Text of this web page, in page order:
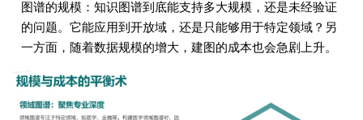
图谱的规模：知识图谱到底能支持多大规模，还是未经验证
的问题。它能应用到开放域，还是只能够用于特定领域？另
一方面，随着数据规模的增大，建图的成本也会急剧上升。